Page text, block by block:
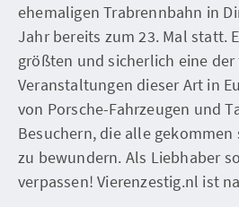
ehemaligen Trabrennbahn in
Jahr bereits zum 23. Mal statt.
größten und sicherlich eine
Veranstaltungen dieser Art in
von Porsche-Fahrzeugen und
Besuchern, die alle
zu bewundern. Als Liebhaber
verpassen! Vierenzestig.nl ist